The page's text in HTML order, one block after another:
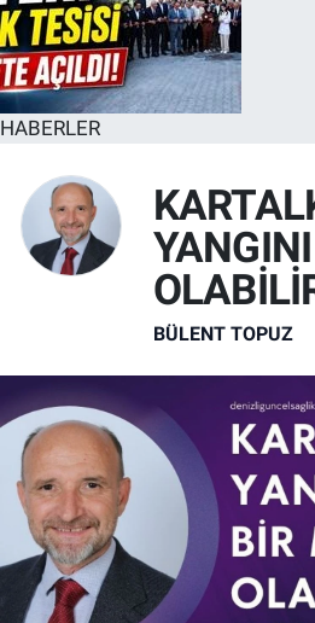
HABERLER
BÜLENT TOPUZ